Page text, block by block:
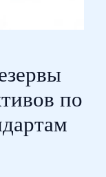
по